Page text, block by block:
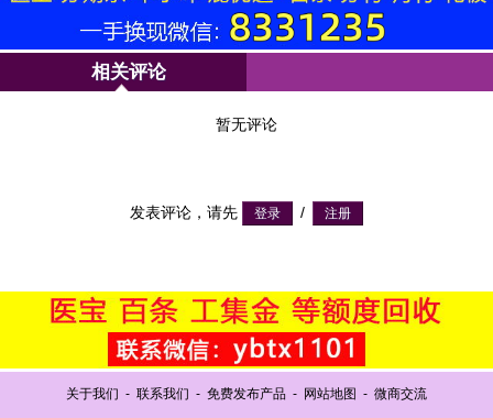
相关评论
暂无评论
发表评论，请先 /
关于我们 - 联系我们 - 免费发布产品 - 网站地图 - 微商交流